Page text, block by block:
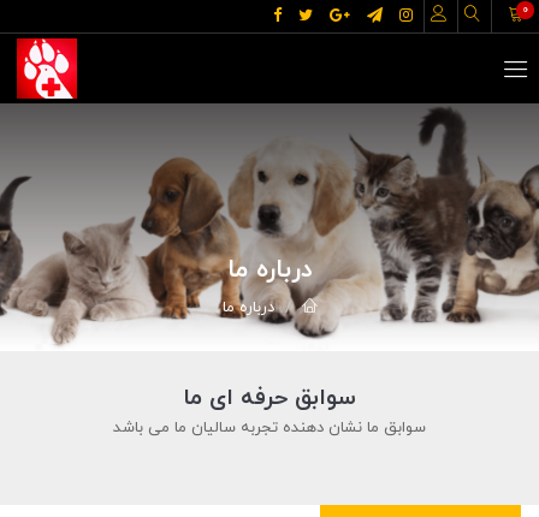
0
درباره ما
درباره ما
سوابق حرفه ای ما
سوابق ما نشان دهنده تجربه سالیان ما می باشد